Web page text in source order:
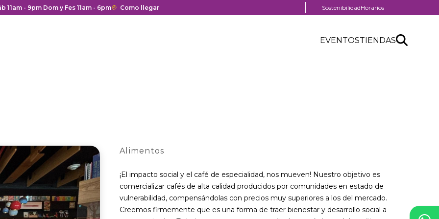
y cierre del centro comercial.
11am - 9pm Dom y Fes 11am - 6pmEnlace
Como llegar
Menú
SostenibilidadHorarios
Header
Menú
EVENTOSTIENDASSearch
Buscar
Alimentos
¡El impacto social y el café de especialidad, nos mueven! Nuestro objetivo es
comercializar cafés de alta calidad producidos por comunidades en estado de
vulnerabilidad, compensándolas con precios muy superiores a los del mercado.
Creemos firmemente que es una forma de traer bienestar y desarrollo social a